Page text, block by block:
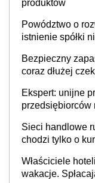
produktów
Powództwo o
istnienie spółki
Bezpieczny
coraz dłużej
Ekspert: unijne
przedsiębiorców
Sieci handlowe
chodzi tylko o
cichu
Właściciele
wakacje.